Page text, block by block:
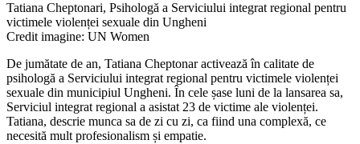
Tatiana Cheptonari, Psihologă a Serviciului integrat regional pentru
victimele violenței sexuale din Ungheni
Credit imagine: UN Women
De jumătate de an, Tatiana Cheptonar activează în calitate de
psihologă a Serviciului integrat regional pentru victimele violenței
sexuale din municipiul Ungheni. În cele șase luni de la lansarea sa,
Serviciul integrat regional a asistat 23 de victime ale violenței.
Tatiana, descrie munca sa de zi cu zi, ca fiind una complexă, ce
necesită mult profesionalism și empatie.